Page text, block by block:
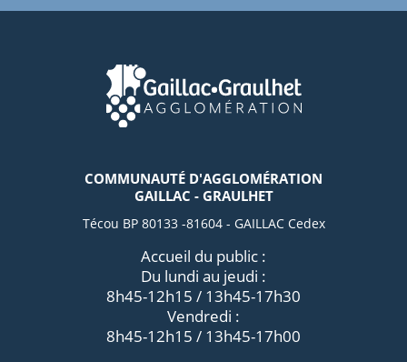
COMMUNAUTÉ D'AGGLOMÉRATION
GAILLAC - GRAULHET
Técou BP 80133 -81604 - GAILLAC Cedex
Accueil du public :
Du lundi au jeudi :
8h45-12h15 / 13h45-17h30
Vendredi :
8h45-12h15 / 13h45-17h00